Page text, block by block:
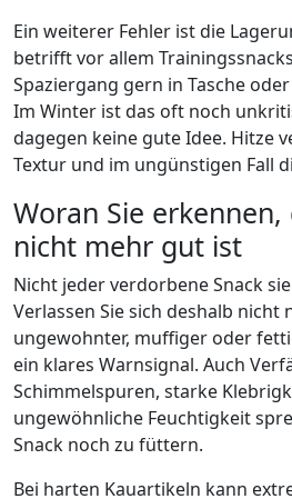
Ein weiterer Fehler ist die
betrifft vor allem
Spaziergang gern in Tasche
Im Winter ist das oft noch
dagegen keine gute Idee. Hitze
Textur und im ungünstigen Fall
Woran Sie erkennen,
nicht mehr gut ist
Nicht jeder verdorbene Snack
Verlassen Sie sich deshalb nicht
ungewohnter, muffiger oder
ein klares Warnsignal. Auch
Schimmelspuren, starke
ungewöhnliche Feuchtigkeit
Snack noch zu füttern.
Bei harten Kauartikeln kann